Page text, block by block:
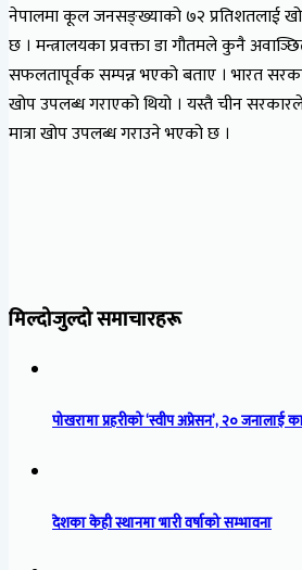
नेपालमा कूल जनसङ्ख्याको ७२ प्रतिशतलाई
छ । मन्त्रालयका प्रवक्ता डा गौतमले कुनै
सफलतापूर्वक सम्पन्न भएको बताए । भारत
खोप उपलब्ध गराएको थियो । यस्तै चीन
मात्रा खोप उपलब्ध गराउने भएको छ ।
मिल्दोजुल्दो समाचारहरू
पोखरामा प्रहरीको ‘स्वीप अप्रेसन’, २० जनालाई
देशका केही स्थानमा भारी वर्षाको सम्भावना